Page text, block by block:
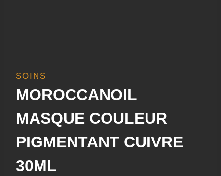
SOINS
MOROCCANOIL
MASQUE COULEUR
PIGMENTANT CUIVRE
30ML